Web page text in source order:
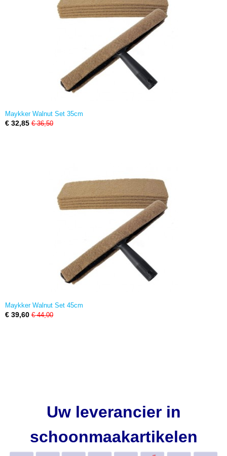
Maykker Walnut Set 35cm
€ 32,85 € 36,50
Maykker Walnut Set 45cm
€ 39,60 € 44,00
Uw leverancier in
schoonmaakartikelen